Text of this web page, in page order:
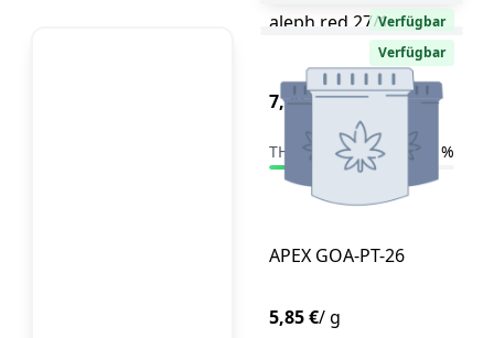
Verfügbar
aleph red 27/1
7,29 €/ g
THC 28% CBD <1%
Verfügbar
APEX GOA-PT-26
5,85 €/ g